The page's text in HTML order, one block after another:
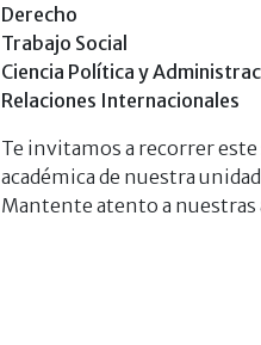
Derecho
Trabajo Social
Ciencia Política y
Relaciones Internacionales
Te invitamos a recorrer
académica de nuestra
Mantente atento a nuestras